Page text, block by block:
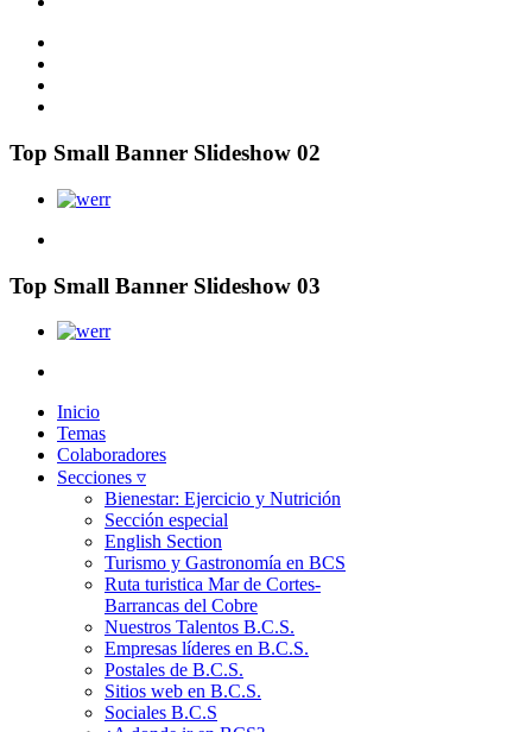
Top Small Banner Slideshow 02
Top Small Banner Slideshow 03
Inicio
Temas
Colaboradores
Secciones ▿
Bienestar: Ejercicio y Nutrición
Sección especial
English Section
Turismo y Gastronomía en BCS
Ruta turistica Mar de Cortes-
Barrancas del Cobre
Nuestros Talentos B.C.S.
Empresas líderes en B.C.S.
Postales de B.C.S.
Sitios web en B.C.S.
Sociales B.C.S